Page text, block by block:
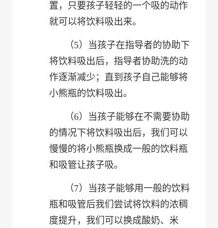
置，只要孩子轻轻的一个吸的动作
就可以将饮料吸出来。
（5） 当孩子在指导者的协助下
将饮料吸出后，指导者协助洗的动
作逐渐减少；直到孩子自己能够将
小熊瓶的饮料吸出。
（6） 当孩子能够在不需要协助
的情况下将饮料吸出后，我们可以
慢慢的将小熊瓶换成一般的饮料瓶
和吸管让孩子吸。
（7） 当孩子能够用一般的饮料
瓶和吸管后我们尝试将饮料的浓稠
度提升，我们可以换成酸奶、米